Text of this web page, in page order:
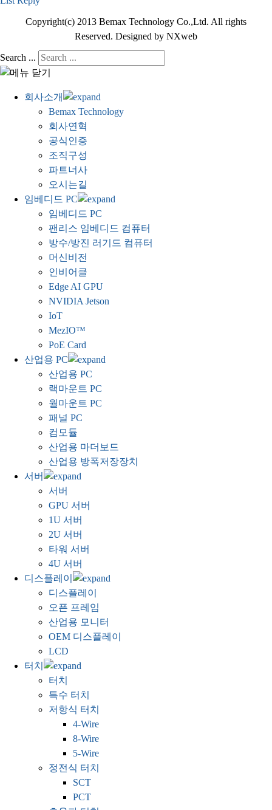
Copyright(c) 2013 Bemax Technology Co.,Ltd. All rights
Reserved. Designed by NXweb
Search ...
회사소개
Bemax Technology
회사연혁
공식인증
조직구성
파트너사
오시는길
임베디드 PC
임베디드 PC
팬리스 임베디드 컴퓨터
방수/방진 러기드 컴퓨터
머신비전
인비어클
Edge AI GPU
NVIDIA Jetson
IoT
MezIO™
PoE Card
산업용 PC
산업용 PC
랙마운트 PC
월마운트 PC
패널 PC
컴모듈
산업용 마더보드
산업용 방폭저장장치
서버
서버
GPU 서버
1U 서버
2U 서버
타워 서버
4U 서버
디스플레이
디스플레이
오픈 프레임
산업용 모니터
OEM 디스플레이
LCD
터치
터치
특수 터치
저항식 터치
4-Wire
8-Wire
5-Wire
정전식 터치
SCT
PCT